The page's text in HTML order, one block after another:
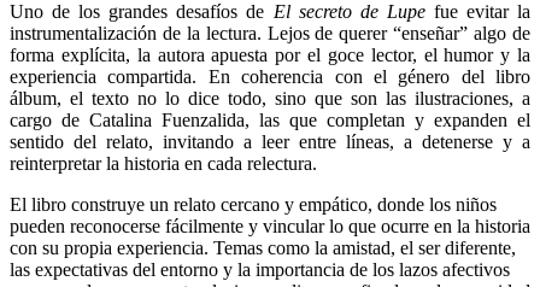
Uno de los grandes desafíos de El secreto de Lupefue evitar la
instrumentalización de la lectura. Lejos de querer “enseñar” algo de
forma explícita, la autora apuesta por el goce lector, el humor y la
experiencia compartida. En coherencia con el género del libro
álbum, el texto no lo dice todo, sino que son las ilustraciones, a
cargo de Catalina Fuenzalida, las que completan y expanden el
sentido del relato, invitando a leer entre líneas, a detenerse y a
reinterpretar la historia en cada relectura.
El libro construye un relato cercano y empático, donde los niños
pueden reconocerse fácilmente y vincular lo que ocurre en la historia
con su propia experiencia. Temas como la amistad, el ser diferente,
las expectativas del entorno y la importancia de los lazos afectivos